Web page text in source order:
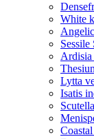
White
Sessile
Ardisia
Lytta
Isatis